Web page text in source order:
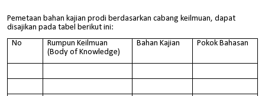
Pemetaan bahan kajian prodi berdasarkan cabang keilmuan, dapat
disajikan pada tabel berikut ini:
No
Rumpun Keilmuan
(Body of Knowledge)
Bahan Kajian Pokok Bahasan